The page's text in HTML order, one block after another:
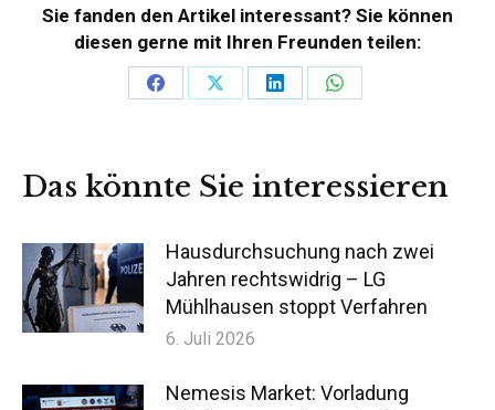
Sie fanden den Artikel interessant? Sie können
diesen gerne mit Ihren Freunden teilen:
Teilen
Teilen
Teilen
Teilen
Das könnte Sie interessieren
Hausdurchsuchung nach zwei
Jahren rechtswidrig – LG
Mühlhausen stoppt Verfahren
6. Juli 2026
Nemesis Market: Vorladung